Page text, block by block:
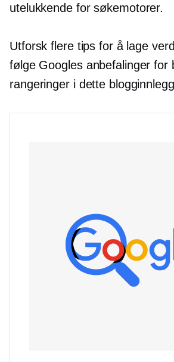
utelukkende for søkemotorer.
Utforsk flere tips for å lage
følge Googles anbefalinger for
rangeringer i dette